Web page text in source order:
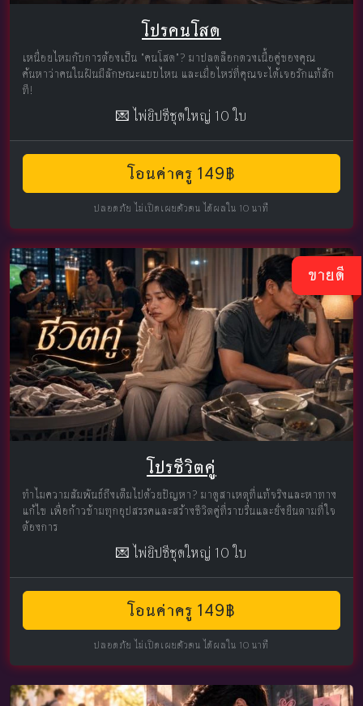
โปรคนโสด
เหนื่อยไหมกับการต้องเป็น "คนโสด"? มาปลดล็อกดวงเนื้อคู่ของคุณ
ค้นหาว่าคนในฝันมีลักษณะแบบไหน และเมื่อไหร่ที่คุณจะได้เจอรักแท้สัก
ที!
💌 ไพ่ยิปซีชุดใหญ่ 10 ใบ
โอนค่าครู 149฿
ปลอดภัย ไม่เปิดเผยตัวตน ได้ผลใน 10 นาที
ขายดี
โปรชีวิตคู่
ทำไมความสัมพันธ์ถึงเต็มไปด้วยปัญหา? มาดูสาเหตุที่แท้จริงและหาทาง
แก้ไข เพื่อก้าวข้ามทุกอุปสรรคและสร้างชีวิตคู่ที่ราบรื่นและยั่งยืนตามที่ใจ
ต้องการ
💌 ไพ่ยิปซีชุดใหญ่ 10 ใบ
โอนค่าครู 149฿
ปลอดภัย ไม่เปิดเผยตัวตน ได้ผลใน 10 นาที